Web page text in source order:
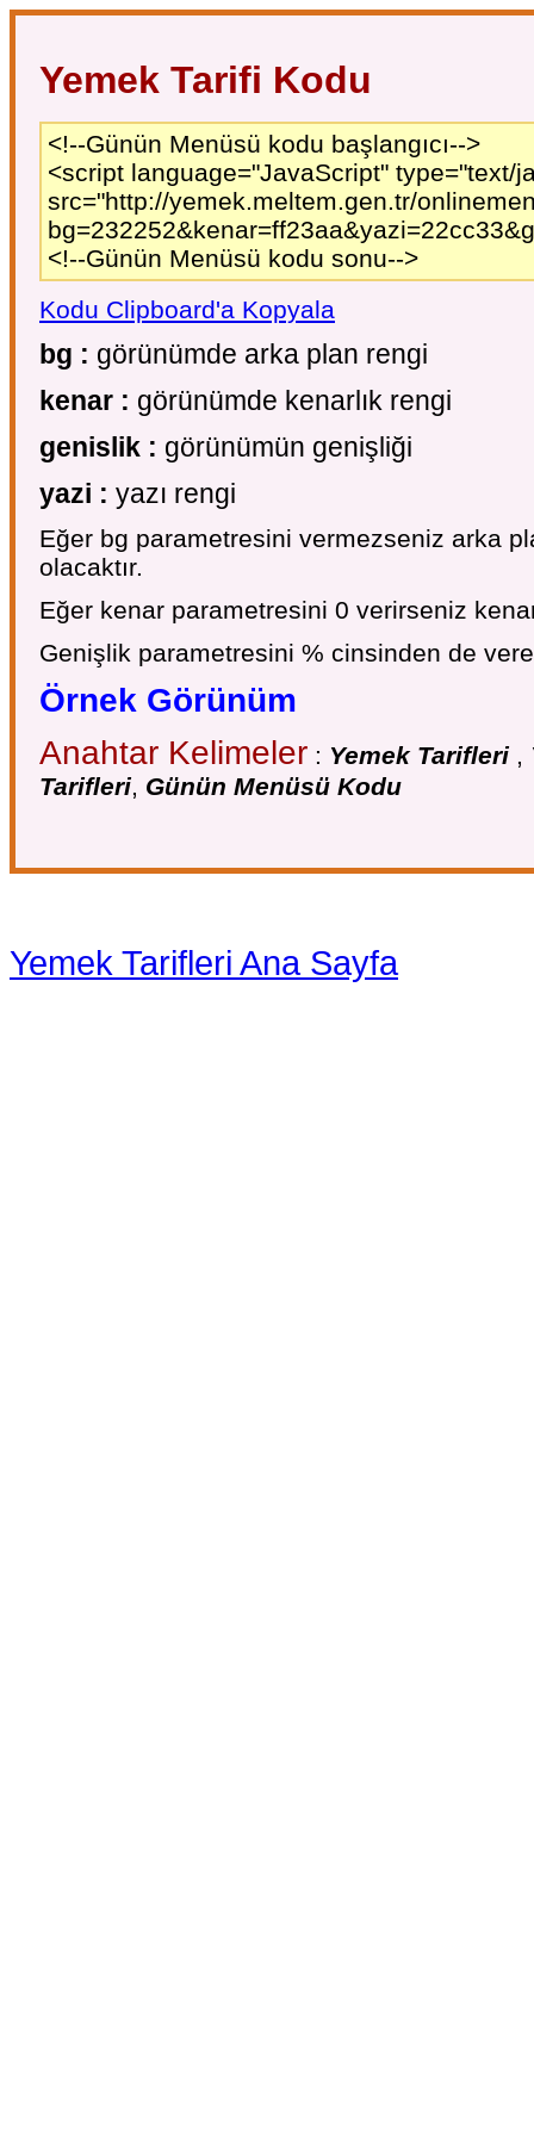
Yemek Tarifi Kodu
<!--Günün Menüsü kodu başlangıcı-->
<script language="JavaScript" type="text/
src="http://yemek.meltem.gen.tr/
<!--Günün Menüsü kodu sonu-->
Kodu Clipboard'a Kopyala
bg : görünümde arka plan rengi
kenar : görünümde kenarlık rengi
genislik : görünümün genişliği
yazi : yazı rengi
Eğer bg parametresini vermezseniz arka
olacaktır.
Eğer kenar parametresini 0 verirseniz
Genişlik parametresini % cinsinden de
Örnek Görünüm
Anahtar Kelimeler : Yemek Tarifleri ,
Tarifleri, Günün Menüsü Kodu
Yemek Tarifleri Ana Sayfa